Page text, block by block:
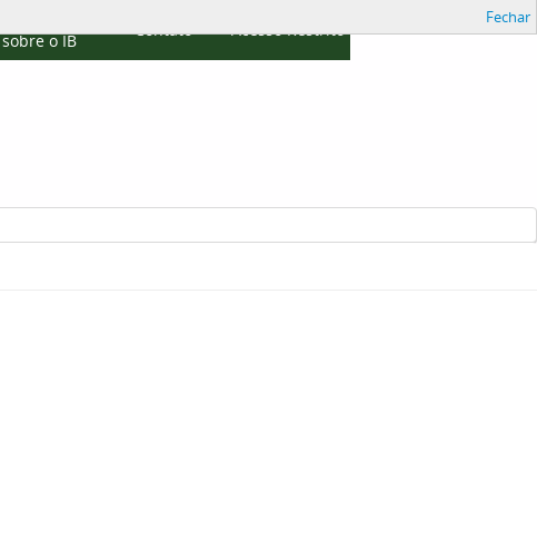
sobre o IB
Contato Acesso Restrito
Fechar